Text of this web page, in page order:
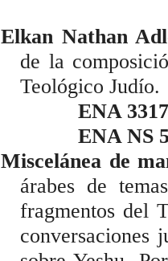
Elkan Nathan
de la
Teológico Judío.
ENA
ENA NS
Miscelánea de
árabes de
fragmentos del
conversaciones